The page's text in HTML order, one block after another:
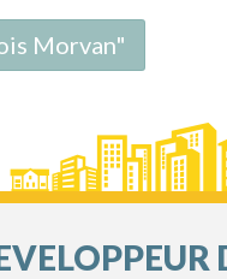
Morvan"